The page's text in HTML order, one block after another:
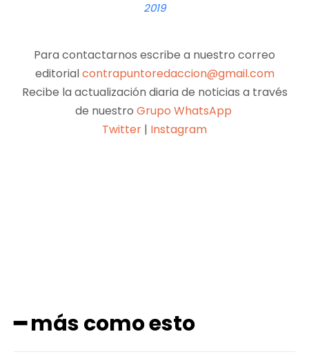
2019
Para contactarnos escribe a nuestro correo
editorialcontrapuntoredaccion@gmail.com
Recibe la actualización diaria de noticias a través
de nuestro Grupo WhatsApp
Twitter | Instagram
━ más como esto